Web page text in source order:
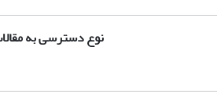
نوع دسترسی به